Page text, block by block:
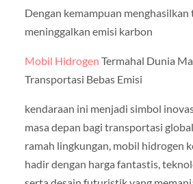
Dengan kemampuan menghasilkan
meninggalkan emisi karbon
Mobil Hidrogen Termahal Dunia
Transportasi Bebas Emisi
kendaraan ini menjadi simbol
masa depan bagi transportasi
ramah lingkungan, mobil hidrogen
hadir dengan harga fantastis,